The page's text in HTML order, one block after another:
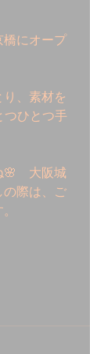
橋にオープ
、素材を
ひとつ手
🌸　大阪城
の際は、ご